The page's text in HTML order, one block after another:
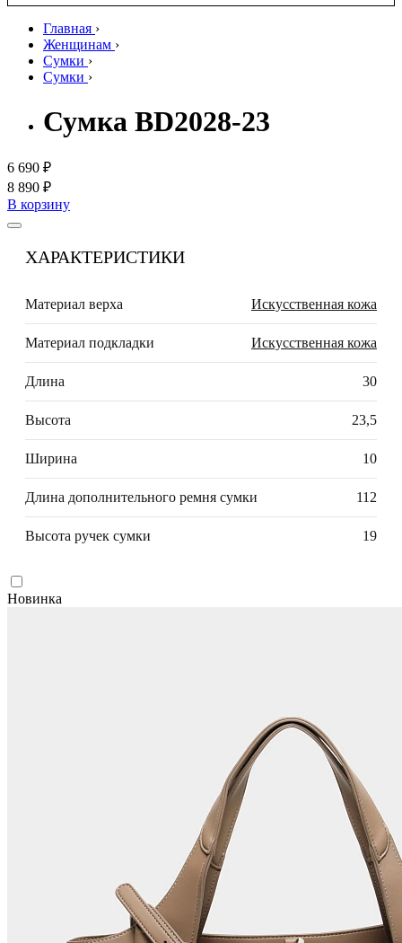
Главная ›
Женщинам ›
Сумки ›
Сумки ›
Сумка BD2028-23
6 690 ₽
8 890 ₽
В корзину
ХАРАКТЕРИСТИКИ
Материал верха Искусственная кожа
Материал подкладки Искусственная кожа
Длина 30
Высота 23,5
Ширина 10
Длина дополнительного ремня сумки 112
Высота ручек сумки 19
Новинка